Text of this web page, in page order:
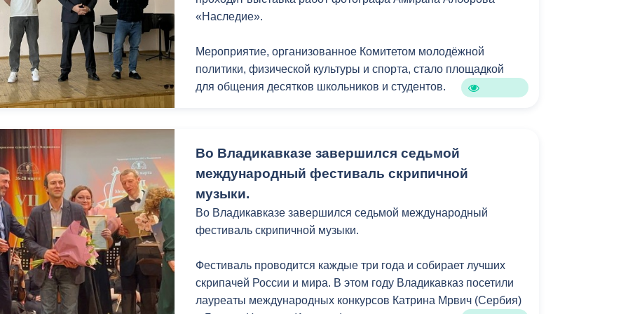
«Наследие».
Мероприятие, организованное Комитетом молодёжной
политики, физической культуры и спорта, стало площадкой
для общения десятков школьников и студентов.
одного из фильмов Северо-Осетинской академии
кинематографа.
«Мы предложили на выбор три фильма: «Ксанти», «Хип-хоп
Осетии» и «Позывной». Большинство захотело посмотреть
Очень приятно видеть такой отклик от молодёжи. Это
мотивирует нас и дальше организовывать подобные
мероприятия», — поделился Айларов.
Во Владикавказе завершился седьмой
международный фестиваль скрипичной
музыки.
Во Владикавказе завершился седьмой международный
фестиваль скрипичной музыки.
Фестиваль проводится каждые три года и собирает лучших
скрипачей России и мира. В этом году Владикавказ посетили
лауреаты международных конкурсов Катрина Мрвич (Сербия)